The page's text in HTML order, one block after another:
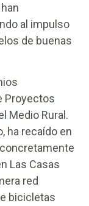
al impulso
de buenas
Proyectos
Medio Rural.
ha recaído en
Las Casas
red
bicicletas